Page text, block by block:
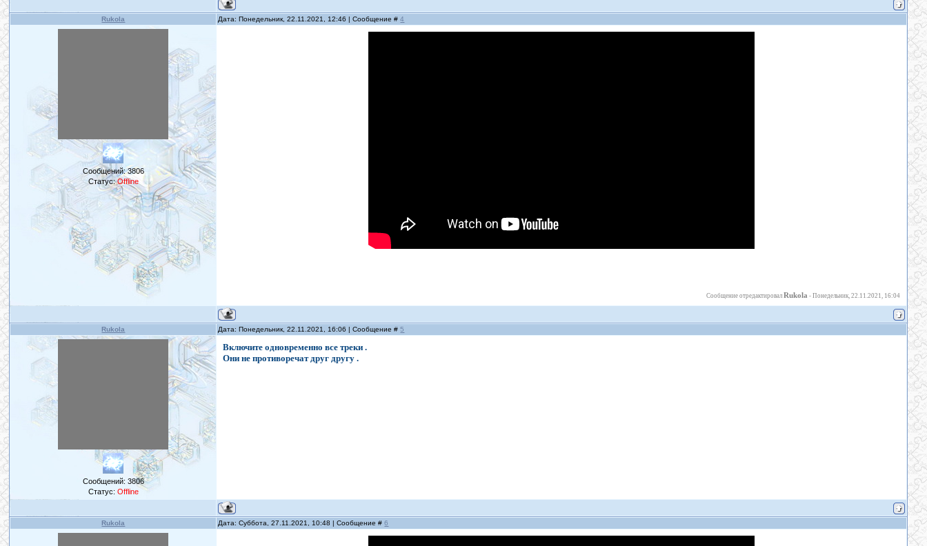
Rukola Дата: Понедельник, 22.11.2021, 12:46 | Сообщение #4
Сообщений:3806
Статус:Offline
Сообщение отредактировалRukola -Понедельник, 22.11.2021, 16:04
Rukola Дата: Понедельник, 22.11.2021, 16:06 | Сообщение #5
Сообщений: 3806
Статус: Offline
Включите одновременно все треки .
Они не противоречат друг другу .
Rukola Дата: Суббота, 27.11.2021, 10:48 | Сообщение #6